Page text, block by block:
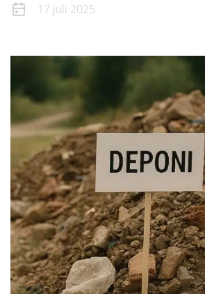
17 juli 2025